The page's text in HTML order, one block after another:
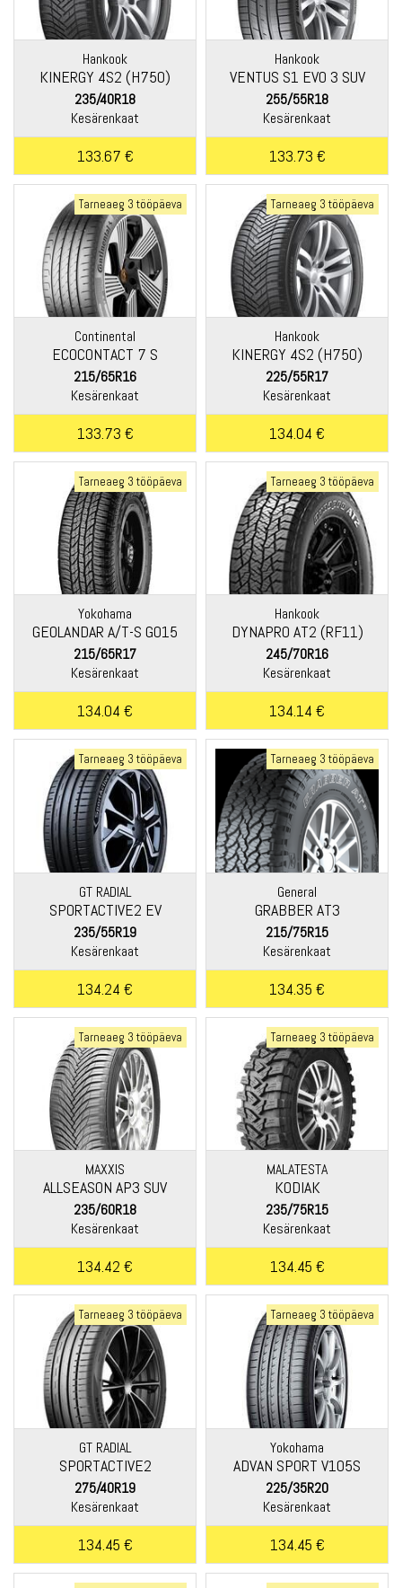
Hankook
KINERGY 4S2 (H750)
235/40R18
Kesärenkaat
133.67 €
Hankook
VENTUS S1 EVO 3 SUV
(K127A)
255/55R18
Kesärenkaat
133.73 €
Tarneaeg 3 tööpäeva
Continental
ECOCONTACT 7 S
215/65R16
Kesärenkaat
133.73 €
Tarneaeg 3 tööpäeva
Hankook
KINERGY 4S2 (H750)
225/55R17
Kesärenkaat
134.04 €
Tarneaeg 3 tööpäeva
Yokohama
GEOLANDAR A/T-S G015
215/65R17
Kesärenkaat
134.04 €
Tarneaeg 3 tööpäeva
Hankook
DYNAPRO AT2 (RF11)
245/70R16
Kesärenkaat
134.14 €
Tarneaeg 3 tööpäeva
GT RADIAL
SPORTACTIVE2 EV
235/55R19
Kesärenkaat
134.24 €
Tarneaeg 3 tööpäeva
General
GRABBER AT3
215/75R15
Kesärenkaat
134.35 €
Tarneaeg 3 tööpäeva
MAXXIS
ALLSEASON AP3 SUV
235/60R18
Kesärenkaat
134.42 €
Tarneaeg 3 tööpäeva
MALATESTA
KODIAK
235/75R15
Kesärenkaat
134.45 €
Tarneaeg 3 tööpäeva
GT RADIAL
SPORTACTIVE2
275/40R19
Kesärenkaat
134.45 €
Tarneaeg 3 tööpäeva
Yokohama
ADVAN SPORT V105S
225/35R20
Kesärenkaat
134.45 €